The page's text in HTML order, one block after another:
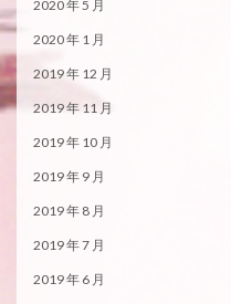
2020 年 5 月
2020 年 1 月
2019 年 12 月
2019 年 11 月
2019 年 10 月
2019 年 9 月
2019 年 8 月
2019 年 7 月
2019 年 6 月